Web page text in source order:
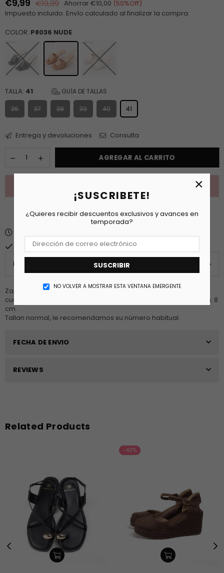
¡SUSCRIBETE!
¿Quieres recibir descuentos exclusivos y avances en
temporada?
SUSCRIBIR
NO VOLVER A MOSTRAR ESTA VENTANA EMERGENTE
×
Precio
habitual
€9,99 €19,99 Ahorrar€10,00 (50%Off)
Impuesto incluido. Envío calculado al finalizar la compra.
COLOR: P8036 NUDE
TALLA: 41 GUÍA DE TALLAS
36 37 38 39 40 41
Entrega y devoluciones Consulta
AGREGAR AL CARRITO
Normalmente está listo en 24 horas
PRODUCT DETAILS
Zapatos tipo mules con tacón gordo transparente. Puntera
cuadrada. Disponibles en negro, beige y nude. Altura del tacón: 8
cm.
Tallan normal, le recomendamos su número habitual.
FECHA DE ENVIO
REVIEWS
Related Products
-43%